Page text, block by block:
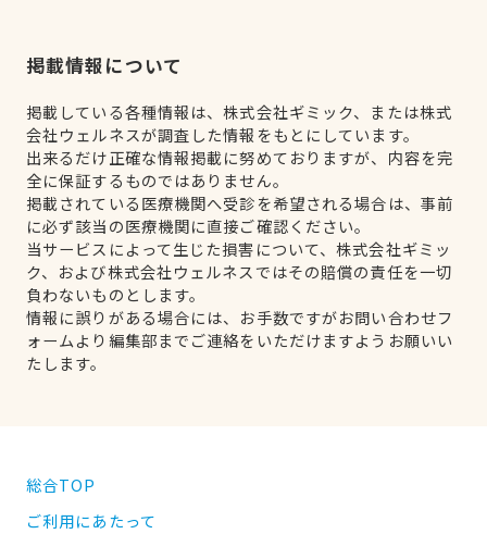
掲載情報について
掲載している各種情報は、株式会社ギミック、または株式
会社ウェルネスが調査した情報をもとにしています。
出来るだけ正確な情報掲載に努めておりますが、内容を完
全に保証するものではありません。
掲載されている医療機関へ受診を希望される場合は、事前
に必ず該当の医療機関に直接ご確認ください。
当サービスによって生じた損害について、株式会社ギミッ
ク、および株式会社ウェルネスではその賠償の責任を一切
負わないものとします。
情報に誤りがある場合には、お手数ですがお問い合わせフ
ォームより編集部までご連絡をいただけますようお願いい
たします。
総合TOP
ご利用にあたって